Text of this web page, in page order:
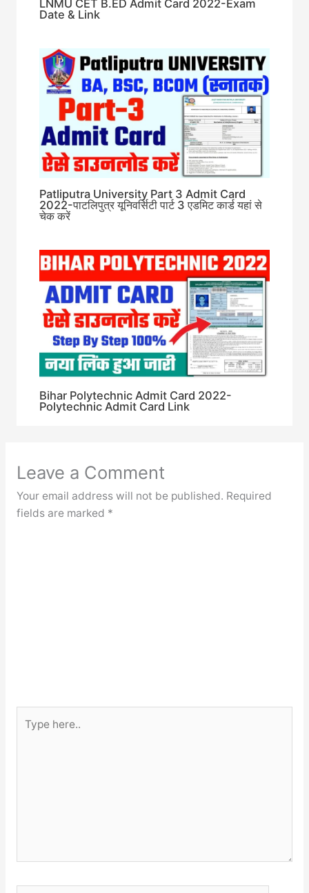
LNMU CET B.ED Admit Card 2022-Exam
Date & Link
Patliputra University Part 3 Admit Card
2022-पाटलिपुत्र यूनिवर्सिटी पार्ट 3 एडमिट कार्ड यहां से
चेक करें
Bihar Polytechnic Admit Card 2022-
Polytechnic Admit Card Link
Leave a Comment
Your email address will not be published. Required
fields are marked *
here..